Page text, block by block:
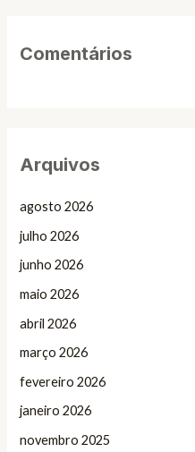
Comentários
Arquivos
agosto 2026
julho 2026
junho 2026
maio 2026
abril 2026
março 2026
fevereiro 2026
janeiro 2026
novembro 2025